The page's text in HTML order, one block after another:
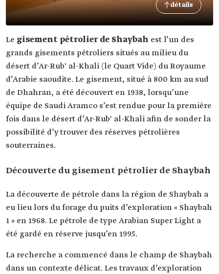
détails
Le gisement pétrolier de Shaybah est l’un des
grands gisements pétroliers situés au milieu du
désert d’Ar-Rub' al-Khali (le Quart Vide) du Royaume
d’Arabie saoudite. Le gisement, situé à 800 km au sud
de Dhahran, a été découvert en 1938, lorsqu’une
équipe de Saudi Aramco s’est rendue pour la première
fois dans le désert d’Ar-Rub' al-Khali afin de sonder la
possibilité d’y trouver des réserves pétrolières
souterraines.
Découverte du gisement pétrolier de Shaybah
La découverte de pétrole dans la région de Shaybah a
eu lieu lors du forage du puits d’exploration « Shaybah
1 » en 1968. Le pétrole de type Arabian Super Light a
été gardé en réserve jusqu’en 1995.
La recherche a commencé dans le champ de Shaybah
dans un contexte délicat. Les travaux d’exploration